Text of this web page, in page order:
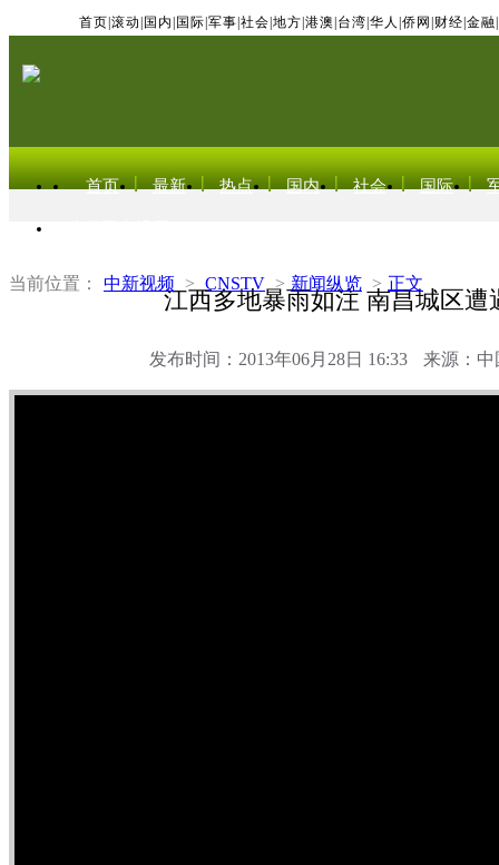
首页 滚动 国内 国际 军事 社会 地方 港澳 台湾 华人 侨网 财经 金融
首页 最新 热点 国内 社会 国际
当前位置： 中新视频 > CNSTV > 新闻纵览 > 正文
江西多地暴雨如注 南昌城区遭
发布时间：2013年06月28日 16:33 来源：中